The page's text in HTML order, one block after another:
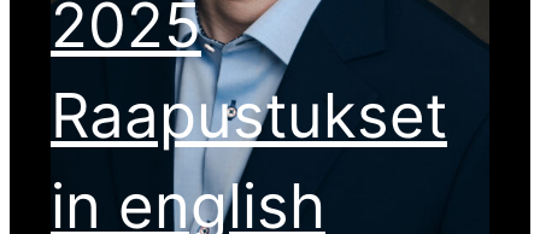
2025
Raapustukset
in english